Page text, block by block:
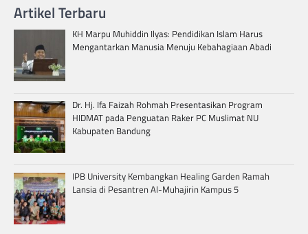
Artikel Terbaru
KH Marpu Muhiddin Ilyas: Pendidikan Islam Harus
Mengantarkan Manusia Menuju Kebahagiaan Abadi
Dr. Hj. Ifa Faizah Rohmah Presentasikan Program
HIDMAT pada Penguatan Raker PC Muslimat NU
Kabupaten Bandung
IPB University Kembangkan Healing Garden Ramah
Lansia di Pesantren Al-Muhajirin Kampus 5